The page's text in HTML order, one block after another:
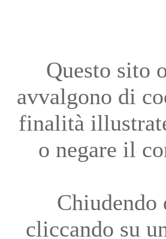
Questo sito
avvalgono di
finalità
o negare il
Chiudendo
cliccando su